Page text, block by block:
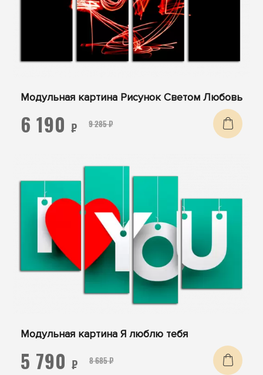
Модульная картина Рисунок Светом Любовь
9 285 ₽
6 190 ₽
Модульная картина Я люблю тебя
8 685 ₽
5 790 ₽